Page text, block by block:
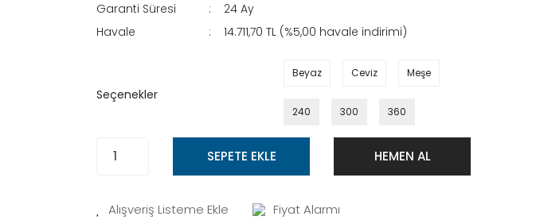
Garanti Süresi
24 Ay
Havale
14.711,70 TL (%5,00 havale indirimi)
Seçenekler
Beyaz Ceviz Meşe
240 300 360
SEPETE EKLE HEMEN AL
Fiyat Alarmı